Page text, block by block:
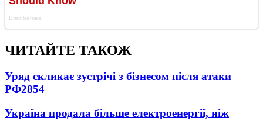
ЧИТАЙТЕ ТАКОЖ
Уряд скликає зустрічі з бізнесом після атаки
РФ2854
Україна продала більше електроенергії, ніж